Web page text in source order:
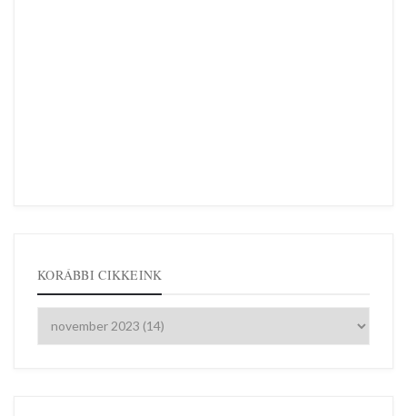
KORÁBBI CIKKEINK